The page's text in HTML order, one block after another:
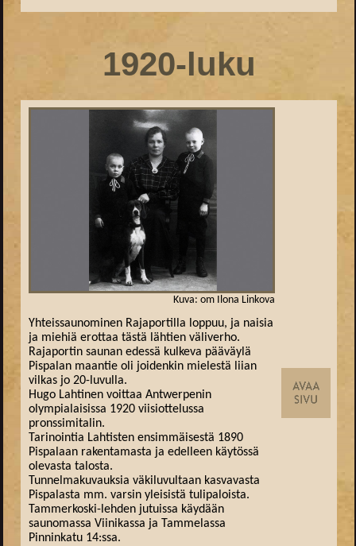
1920-luku
Kuva: om Ilona Linkova
Yhteissaunominen Rajaportilla loppuu, ja naisia
ja miehiä erottaa tästä lähtien väliverho.
Rajaportin saunan edessä kulkeva pääväylä
Pispalan maantie oli joidenkin mielestä liian
vilkas jo 20-luvulla.
Hugo Lahtinen voittaa Antwerpenin
olympialaisissa 1920 viisiottelussa
pronssimitalin.
Tarinointia Lahtisten ensimmäisestä 1890
Pispalaan rakentamasta ja edelleen käytössä
olevasta talosta.
Tunnelmakuvauksia väkiluvultaan kasvavasta
Pispalasta mm. varsin yleisistä tulipaloista.
Tammerkoski-lehden jutuissa käydään
saunomassa Viinikassa ja Tammelassa
Pinninkatu 14:ssa.